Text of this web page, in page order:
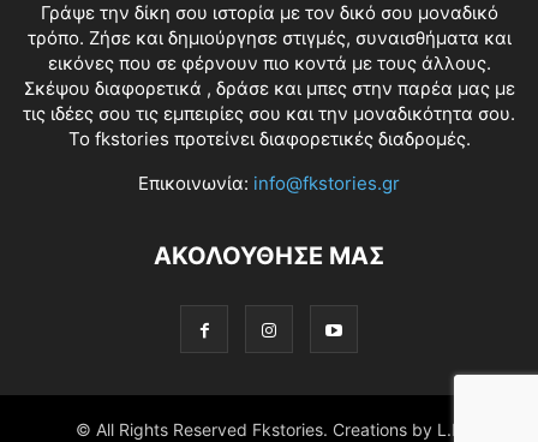
Γράψε την δίκη σου ιστορία με τον δικό σου μοναδικό
τρόπο. Ζήσε και δημιούργησε στιγμές, συναισθήματα και
εικόνες που σε φέρνουν πιο κοντά με τους άλλους.
Σκέψου διαφορετικά , δράσε και μπες στην παρέα μας με
τις ιδέες σου τις εμπειρίες σου και την μοναδικότητα σου.
Το fkstories προτείνει διαφορετικές διαδρομές.
Επικοινωνία: info@fkstories.gr
ΑΚΟΛΟΥΘΗΣΕ ΜΑΣ
© All Rights Reserved Fkstories. Creations by L.K